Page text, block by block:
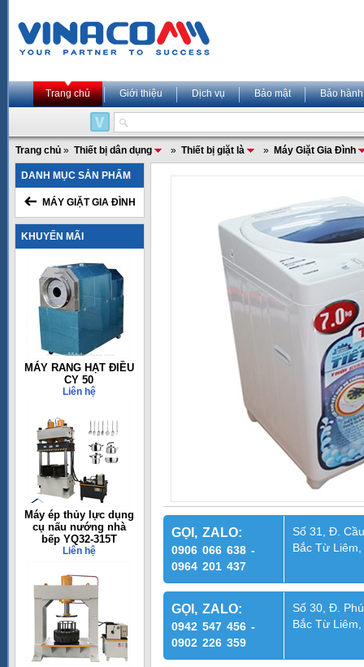
Trang chủ Giới thiệu Dịch vụ Bảo mật Bảo hành
Trang chủ » Thiết bị dân dụng » Thiết bị giặt là » Máy Giặt Gia Đình
DANH MỤC SẢN PHẨM
MÁY GIẶT GIA ĐÌNH
KHUYẾN MÃI
MÁY RANG HẠT ĐIỀU
CY 50
Liên hệ
Máy ép thủy lực dụng
cụ nấu nướng nhà
bếp YQ32-315T
Liên hệ
GỌI, ZALO:
0906 066 638 -
0964 201 437
Số 31, Đ.
Bắc Từ
GỌI, ZALO:
0942 547 456 -
0902 226 359
Số 30, Đ.
Bắc Từ